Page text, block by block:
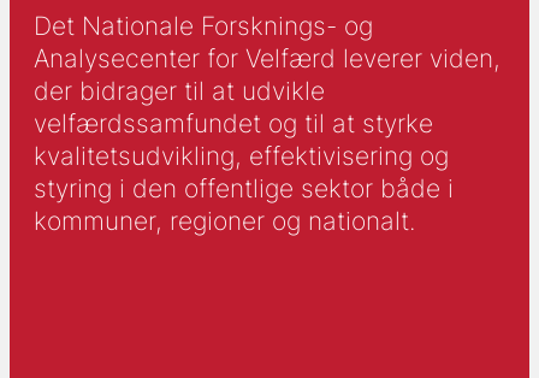
Det Nationale Forsknings- og
Analysecenter for Velfærd leverer viden,
der bidrager til at udvikle
velfærdssamfundet og til at styrke
kvalitetsudvikling, effektivisering og
styring i den offentlige sektor både i
kommuner, regioner og nationalt.